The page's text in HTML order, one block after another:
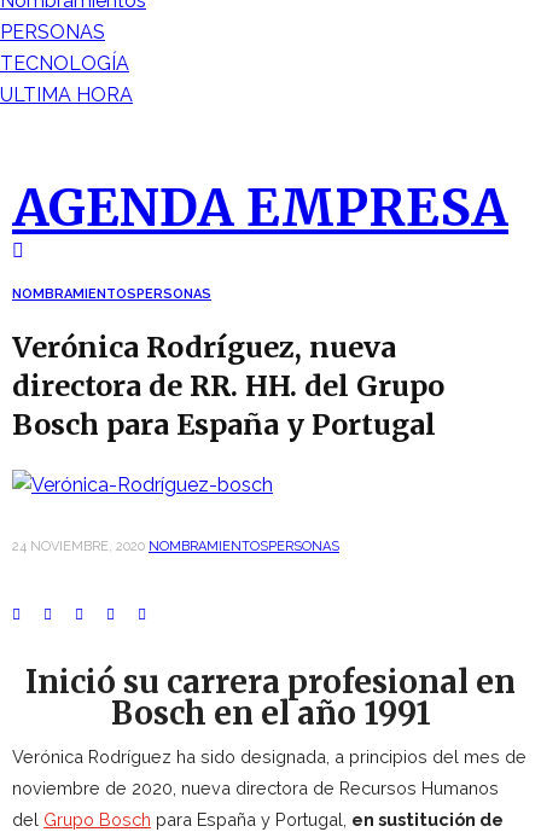
PERSONAS
TECNOLOGÍA
ULTIMA HORA
AGENDA EMPRESA
NOMBRAMIENTOS PERSONAS
Verónica Rodríguez, nueva
directora de RR. HH. del Grupo
Bosch para España y Portugal
24 NOVIEMBRE, 2020 NOMBRAMIENTOSPERSONAS
Inició su carrera profesional en
Bosch en el año 1991
Verónica Rodríguez ha sido designada, a principios del mes de
noviembre de 2020, nueva directora de Recursos Humanos
del Grupo Bosch para España y Portugal, en sustitución de